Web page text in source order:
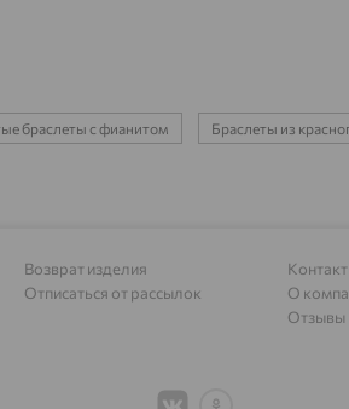
браслеты с фианитом Браслеты из
Возврат изделия
Отписаться от рассылок
О
Отзывы
Актюбинский, Азнакаевский район